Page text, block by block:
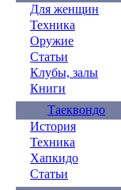
Для женщин
Техника
Оружие
Статьи
Клубы, залы
Книги
Таеквондо
История
Техника
Хапкидо
Статьи